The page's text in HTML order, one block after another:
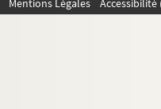
Mentions Légales